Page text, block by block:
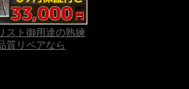
スト御用達の熟練
質リペアなら